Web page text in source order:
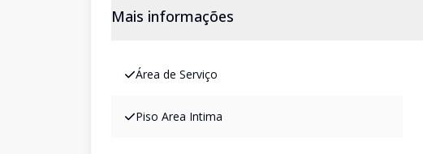
Mais informações
Área de Serviço
Piso Area Intima